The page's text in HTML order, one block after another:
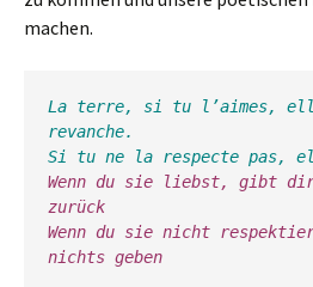
machen.
La terre, si tu l’aimes,
revanche.
Si tu ne la respecte pas,
Wenn du sie liebst, gibt
zurück
Wenn du sie nicht